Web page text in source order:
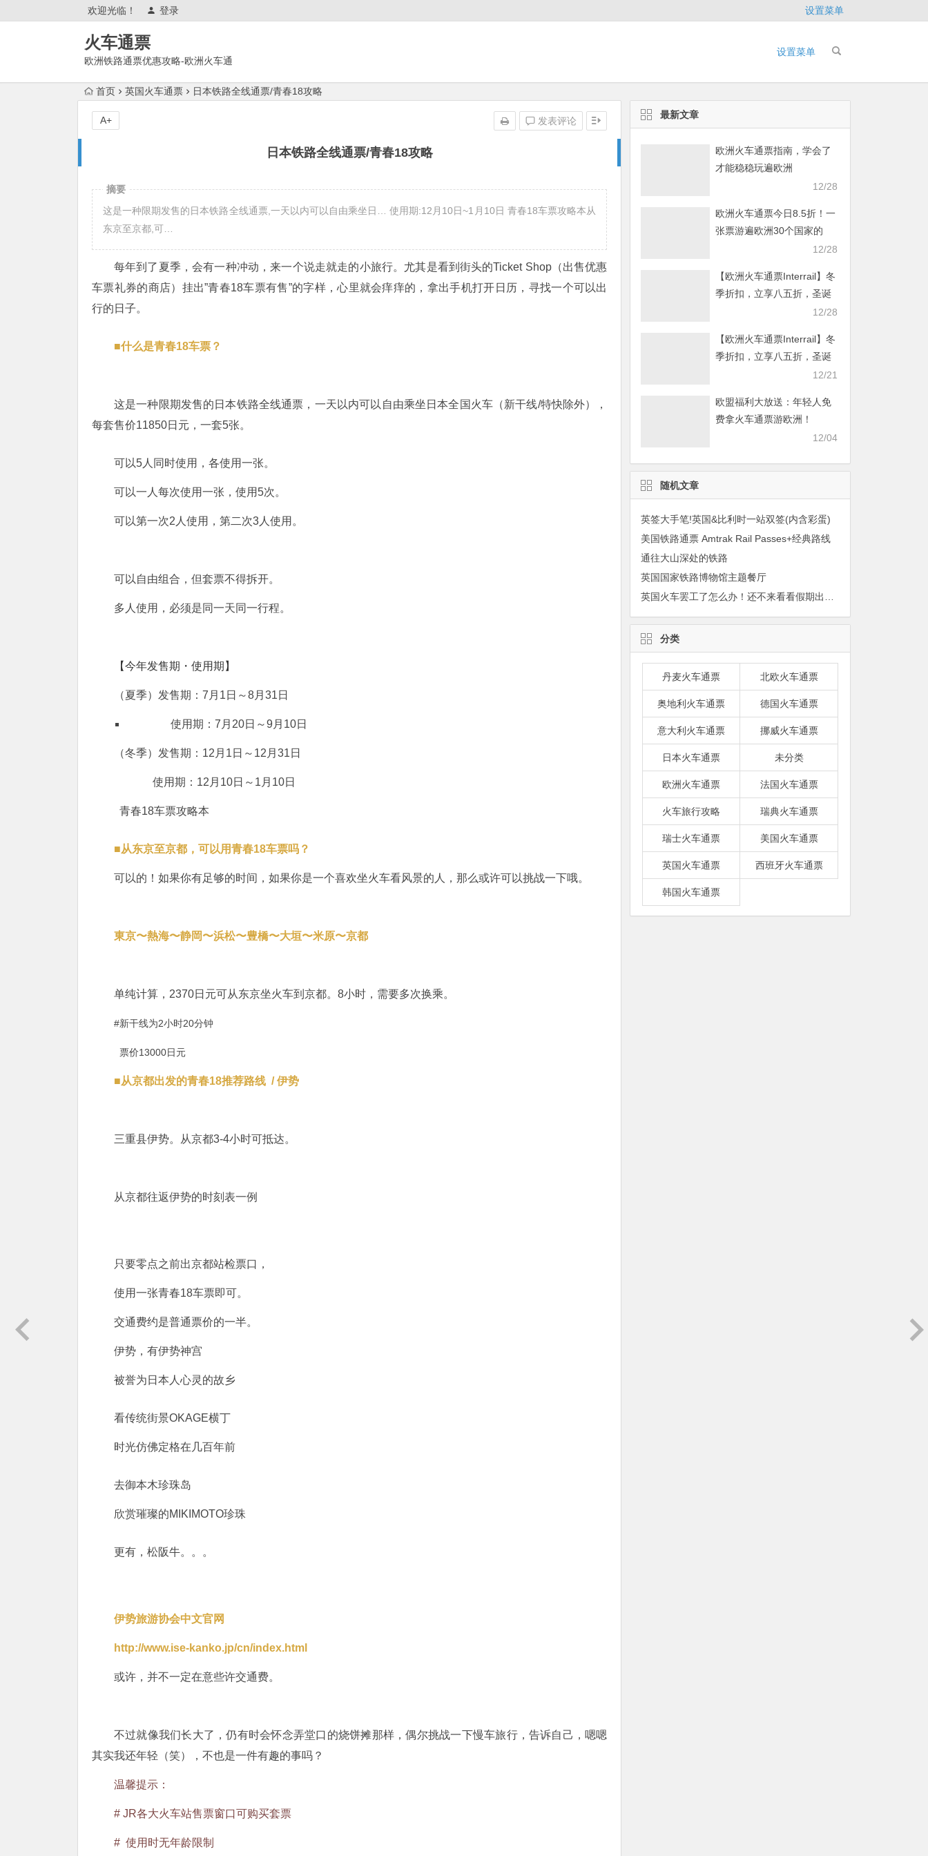
欢迎光临！ 登录 设置菜单
火车通票
欧洲铁路通票优惠攻略-欧洲火车通
设置菜单
首页 英国火车通票 日本铁路全线通票/青春18攻略
日本铁路全线通票/青春18攻略
发表评论
A+
摘要
这是一种限期发售的日本铁路全线通票,一天以内可以自由乘坐日… 使用期:12月10日~1月10日 青春18车票攻略本从
东京至京都,可…
每年到了夏季，会有一种冲动，来一个说走就走的小旅行。尤其是看到街头的Ticket Shop（出售优惠
车票礼券的商店）挂出”青春18车票有售”的字样，心里就会痒痒的，拿出手机打开日历，寻找一个可以出
行的日子。
■什么是青春18车票？
这是一种限期发售的日本铁路全线通票，一天以内可以自由乘坐日本全国火车（新干线/特快除外），
每套售价11850日元，一套5张。
可以5人同时使用，各使用一张。
可以一人每次使用一张，使用5次。
可以第一次2人使用，第二次3人使用。
可以自由组合，但套票不得拆开。
多人使用，必须是同一天同一行程。
【今年发售期・使用期】
（夏季）发售期：7月1日～8月31日
使用期：7月20日～9月10日
（冬季）发售期：12月1日～12月31日
使用期：12月10日～1月10日
青春18车票攻略本
■从东京至京都，可以用青春18车票吗？
可以的！如果你有足够的时间，如果你是一个喜欢坐火车看风景的人，那么或许可以挑战一下哦。
東京〜熱海〜静岡〜浜松〜豊橋〜大垣〜米原〜京都
单纯计算，2370日元可从东京坐火车到京都。8小时，需要多次换乘。
#新干线为2小时20分钟
票价13000日元
■从京都出发的青春18推荐路线 / 伊势
三重县伊势。从京都3-4小时可抵达。
从京都往返伊势的时刻表一例
只要零点之前出京都站检票口，
使用一张青春18车票即可。
交通费约是普通票价的一半。
伊势，有伊势神宫
被誉为日本人心灵的故乡
看传统街景OKAGE横丁
时光仿佛定格在几百年前
去御本木珍珠岛
欣赏璀璨的MIKIMOTO珍珠
更有，松阪牛。。。
伊势旅游协会中文官网
http://www.ise-kanko.jp/cn/index.html
或许，并不一定在意些许交通费。
不过就像我们长大了，仍有时会怀念弄堂口的烧饼摊那样，偶尔挑战一下慢车旅行，告诉自己，嗯嗯
其实我还年轻（笑），不也是一件有趣的事吗？
温馨提示：
# JR各大火车站售票窗口可购买套票
# 使用时无年龄限制
最新文章
欧洲火车通票指南，学会了
才能稳稳玩遍欧洲
12/28
欧洲火车通票今日8.5折！一
张票游遍欧洲30个国家的
12/28
【欧洲火车通票Interrail】冬
季折扣，立享八五折，圣诞
12/28
【欧洲火车通票Interrail】冬
季折扣，立享八五折，圣诞
12/21
欧盟福利大放送：年轻人免
费拿火车通票游欧洲！
12/04
随机文章
英签大手笔!英国&比利时一站双签(内含彩蛋)
美国铁路通票 Amtrak Rail Passes+经典路线
通往大山深处的铁路
英国国家铁路博物馆主题餐厅
分类
丹麦火车通票 北欧火车通票
奥地利火车通票 德国火车通票
意大利火车通票 挪威火车通票
日本火车通票 未分类
欧洲火车通票 法国火车通票
火车旅行攻略 瑞典火车通票
瑞士火车通票 美国火车通票
英国火车通票 西班牙火车通票
韩国火车通票